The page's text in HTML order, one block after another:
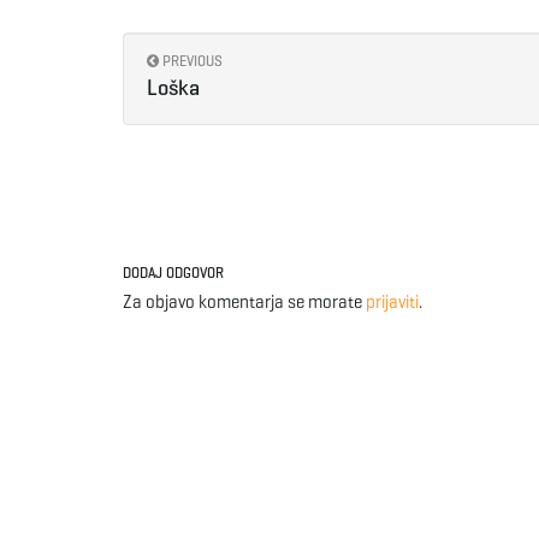
PREVIOUS
Loška
DODAJ ODGOVOR
Za objavo komentarja se morate prijaviti.